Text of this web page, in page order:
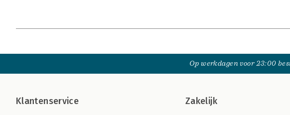
Op werkdagen voor 23:00
Klantenservice Zakelijk